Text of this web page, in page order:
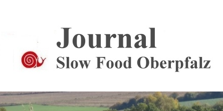
Journal